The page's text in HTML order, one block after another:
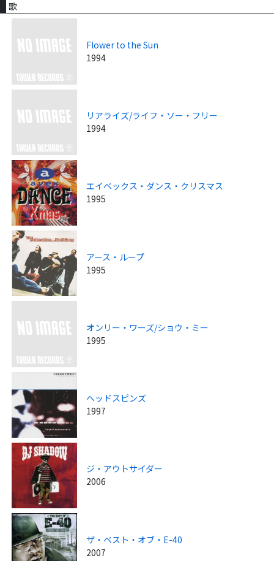
歌
Flower to the Sun
1994
リアライズ/ライフ・ソー・フリー
1994
エイベックス・ダンス・クリスマス
1995
アース・ループ
1995
オンリー・ワーズ/ショウ・ミー
1995
ヘッドスピンズ
1997
ジ・アウトサイダー
2006
ザ・ベスト・オブ・E-40
2007